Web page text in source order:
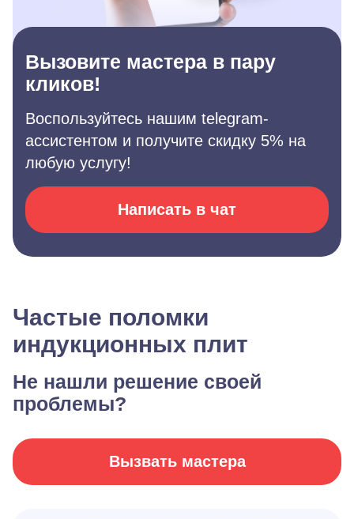
Вызовите мастера в пару
кликов!
Воспользуйтесь нашим telegram-
ассистентом и получите скидку 5% на
любую услугу!
Написать в чат
Частые поломки
индукционных плит
Не нашли решение своей
проблемы?
Вызвать мастера